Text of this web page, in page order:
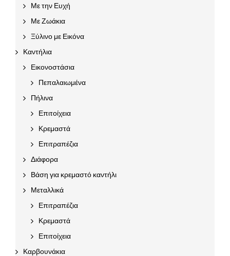
Με την Ευχή
Με Ζωάκια
Ξύλινο με Εικόνα
Καντήλια
Εικονοστάσια
Πεπαλαιωμένα
Πήλινα
Επιτοίχεια
Κρεμαστά
Επιτραπέζια
Διάφορα
Βάση για κρεμαστό καντήλι
Μεταλλικά
Επιτραπέζια
Κρεμαστά
Επιτοίχεια
Καρβουνάκια